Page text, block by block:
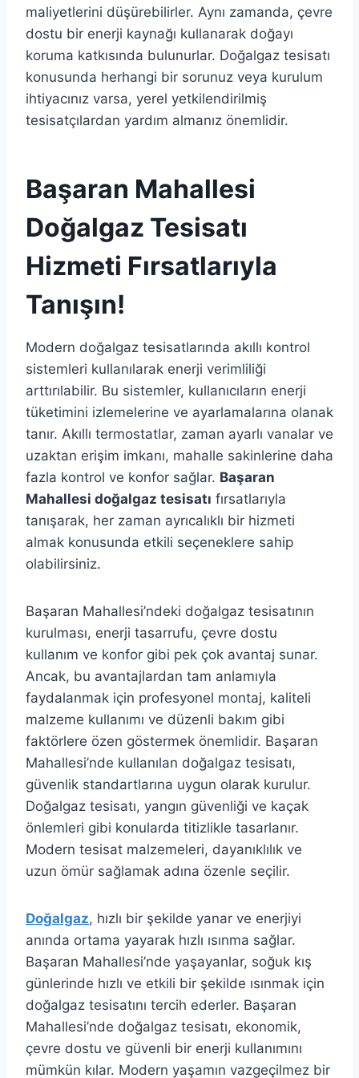
maliyetlerini düşürebilirler. Aynı zamanda, çevre
dostu bir enerji kaynağı kullanarak doğayı
koruma katkısında bulunurlar. Doğalgaz tesisatı
konusunda herhangi bir sorunuz veya kurulum
ihtiyacınız varsa, yerel yetkilendirilmiş
tesisatçılardan yardım almanız önemlidir.
Başaran Mahallesi
Doğalgaz Tesisatı
Hizmeti Fırsatlarıyla
Tanışın!
Modern doğalgaz tesisatlarında akıllı kontrol
sistemleri kullanılarak enerji verimliliği
arttırılabilir. Bu sistemler, kullanıcıların enerji
tüketimini izlemelerine ve ayarlamalarına olanak
tanır. Akıllı termostatlar, zaman ayarlı vanalar ve
uzaktan erişim imkanı, mahalle sakinlerine daha
fazla kontrol ve konfor sağlar. Başaran
Mahallesi doğalgaz tesisatı fırsatlarıyla
tanışarak, her zaman ayrıcalıklı bir hizmeti
almak konusunda etkili seçeneklere sahip
olabilirsiniz.
Başaran Mahallesi’ndeki doğalgaz tesisatının
kurulması, enerji tasarrufu, çevre dostu
kullanım ve konfor gibi pek çok avantaj sunar.
Ancak, bu avantajlardan tam anlamıyla
faydalanmak için profesyonel montaj, kaliteli
malzeme kullanımı ve düzenli bakım gibi
faktörlere özen göstermek önemlidir. Başaran
Mahallesi’nde kullanılan doğalgaz tesisatı,
güvenlik standartlarına uygun olarak kurulur.
Doğalgaz tesisatı, yangın güvenliği ve kaçak
önlemleri gibi konularda titizlikle tasarlanır.
Modern tesisat malzemeleri, dayanıklılık ve
uzun ömür sağlamak adına özenle seçilir.
Doğalgaz, hızlı bir şekilde yanar ve enerjiyi
anında ortama yayarak hızlı ısınma sağlar.
Başaran Mahallesi’nde yaşayanlar, soğuk kış
günlerinde hızlı ve etkili bir şekilde ısınmak için
doğalgaz tesisatını tercih ederler. Başaran
Mahallesi’nde doğalgaz tesisatı, ekonomik,
çevre dostu ve güvenli bir enerji kullanımını
mümkün kılar. Modern yaşamın vazgeçilmez bir